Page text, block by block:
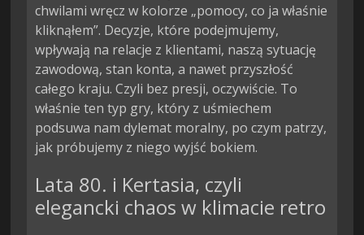
chwilami wręcz w kolorze „pomocy, co ja właśnie
kliknąłem”. Decyzje, które podejmujemy,
wpływają na relacje z klientami, naszą sytuację
zawodową, stan konta, a nawet przyszłość
całego kraju. Czyli bez presji, oczywiście. To
właśnie ten typ gry, który z uśmiechem
podsuwa nam dylemat moralny, po czym patrzy,
jak próbujemy z niego wyjść bokiem.
Lata 80. i Kertasia, czyli
elegancki chaos w klimacie retro